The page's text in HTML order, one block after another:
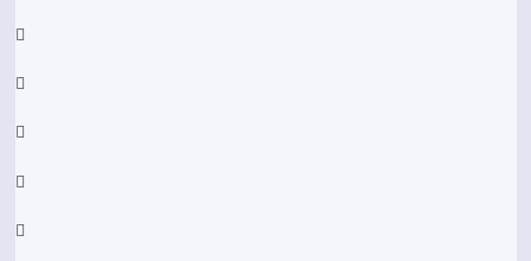
Facebook
YouTube
Telegram
Instagram
Twitter